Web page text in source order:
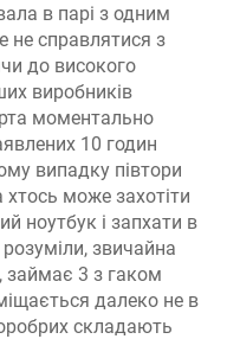
в парі з одним
не справлятися з
до високого
виробників
моментально
10 годин
випадку півтори
може захотіти
ноутбук і запхати в
звичайна
займає 3 з гаком
далеко не в
складають